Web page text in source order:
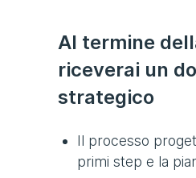
Al termine
riceverai un
strategico
Il processo
primi step e la